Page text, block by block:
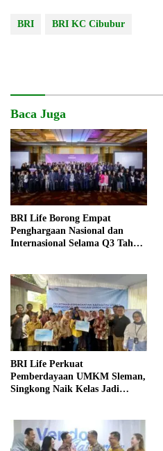
BRI BRI KC Cibubur
Baca Juga
BRI Life Borong Empat
Penghargaan Nasional dan
Internasional Selama Q3 Tahun
BRI Life Perkuat
Pemberdayaan UMKM Sleman,
Singkong Naik Kelas Jadi